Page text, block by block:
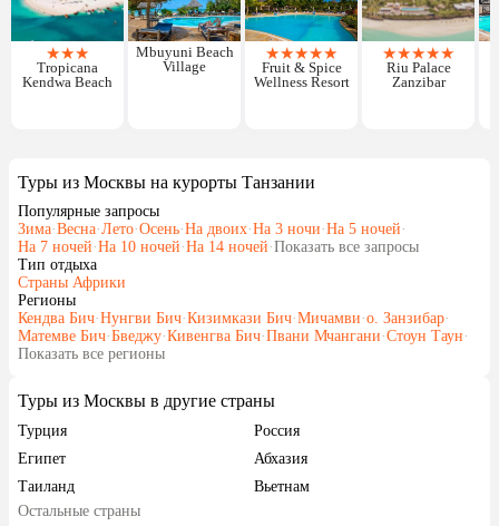
★★★
Tropicana
Kendwa Beach
Mbuyuni Beach
Village
★★★★★
Fruit & Spice
Wellness Resort
★★★★★
Riu Palace
Zanzibar
Туры из Москвы на курорты Танзании
Популярные запросы
Зима·Весна·Лето·Осень·На двоих·На 3 ночи·На 5 ночей·
На 7 ночей·На 10 ночей·На 14 ночей·Показать все запросы
Тип отдыха
Страны Африки
Регионы
Кендва Бич·Нунгви Бич·Кизимкази Бич·Мичамви·о. Занзибар·
Матемве Бич·Бведжу·Кивенгва Бич·Пвани Мчангани·Стоун Таун·
Показать все регионы
Туры из Москвы в другие страны
Турция
Россия
Египет
Абхазия
Таиланд
Вьетнам
ОАЭ
Остальные страны